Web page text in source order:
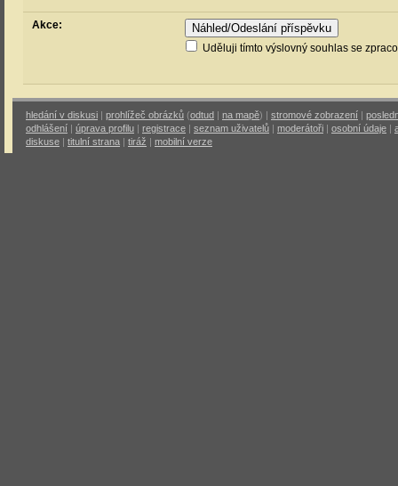
Akce:
Uděluji tímto výslovný souhlas se
hledání v diskusi | prohlížeč obrázků (odtud | na mapě) | stromové zobrazení |
odhlášení | úprava profilu | registrace | seznam uživatelů | moderátoři | osobní údaje |
diskuse | titulní strana | tiráž | mobilní verze